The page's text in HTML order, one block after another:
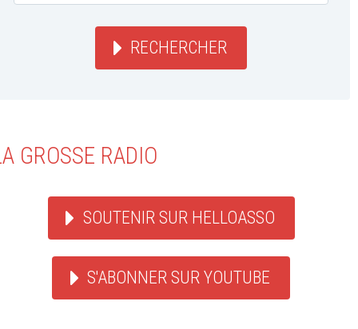
RECHERCHER
GROSSE RADIO
SOUTENIR SUR HELLOASSO
S'ABONNER SUR YOUTUBE